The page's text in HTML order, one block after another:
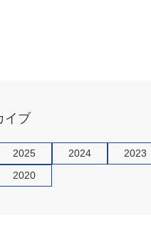
イブ
2025 2024 2023
2020